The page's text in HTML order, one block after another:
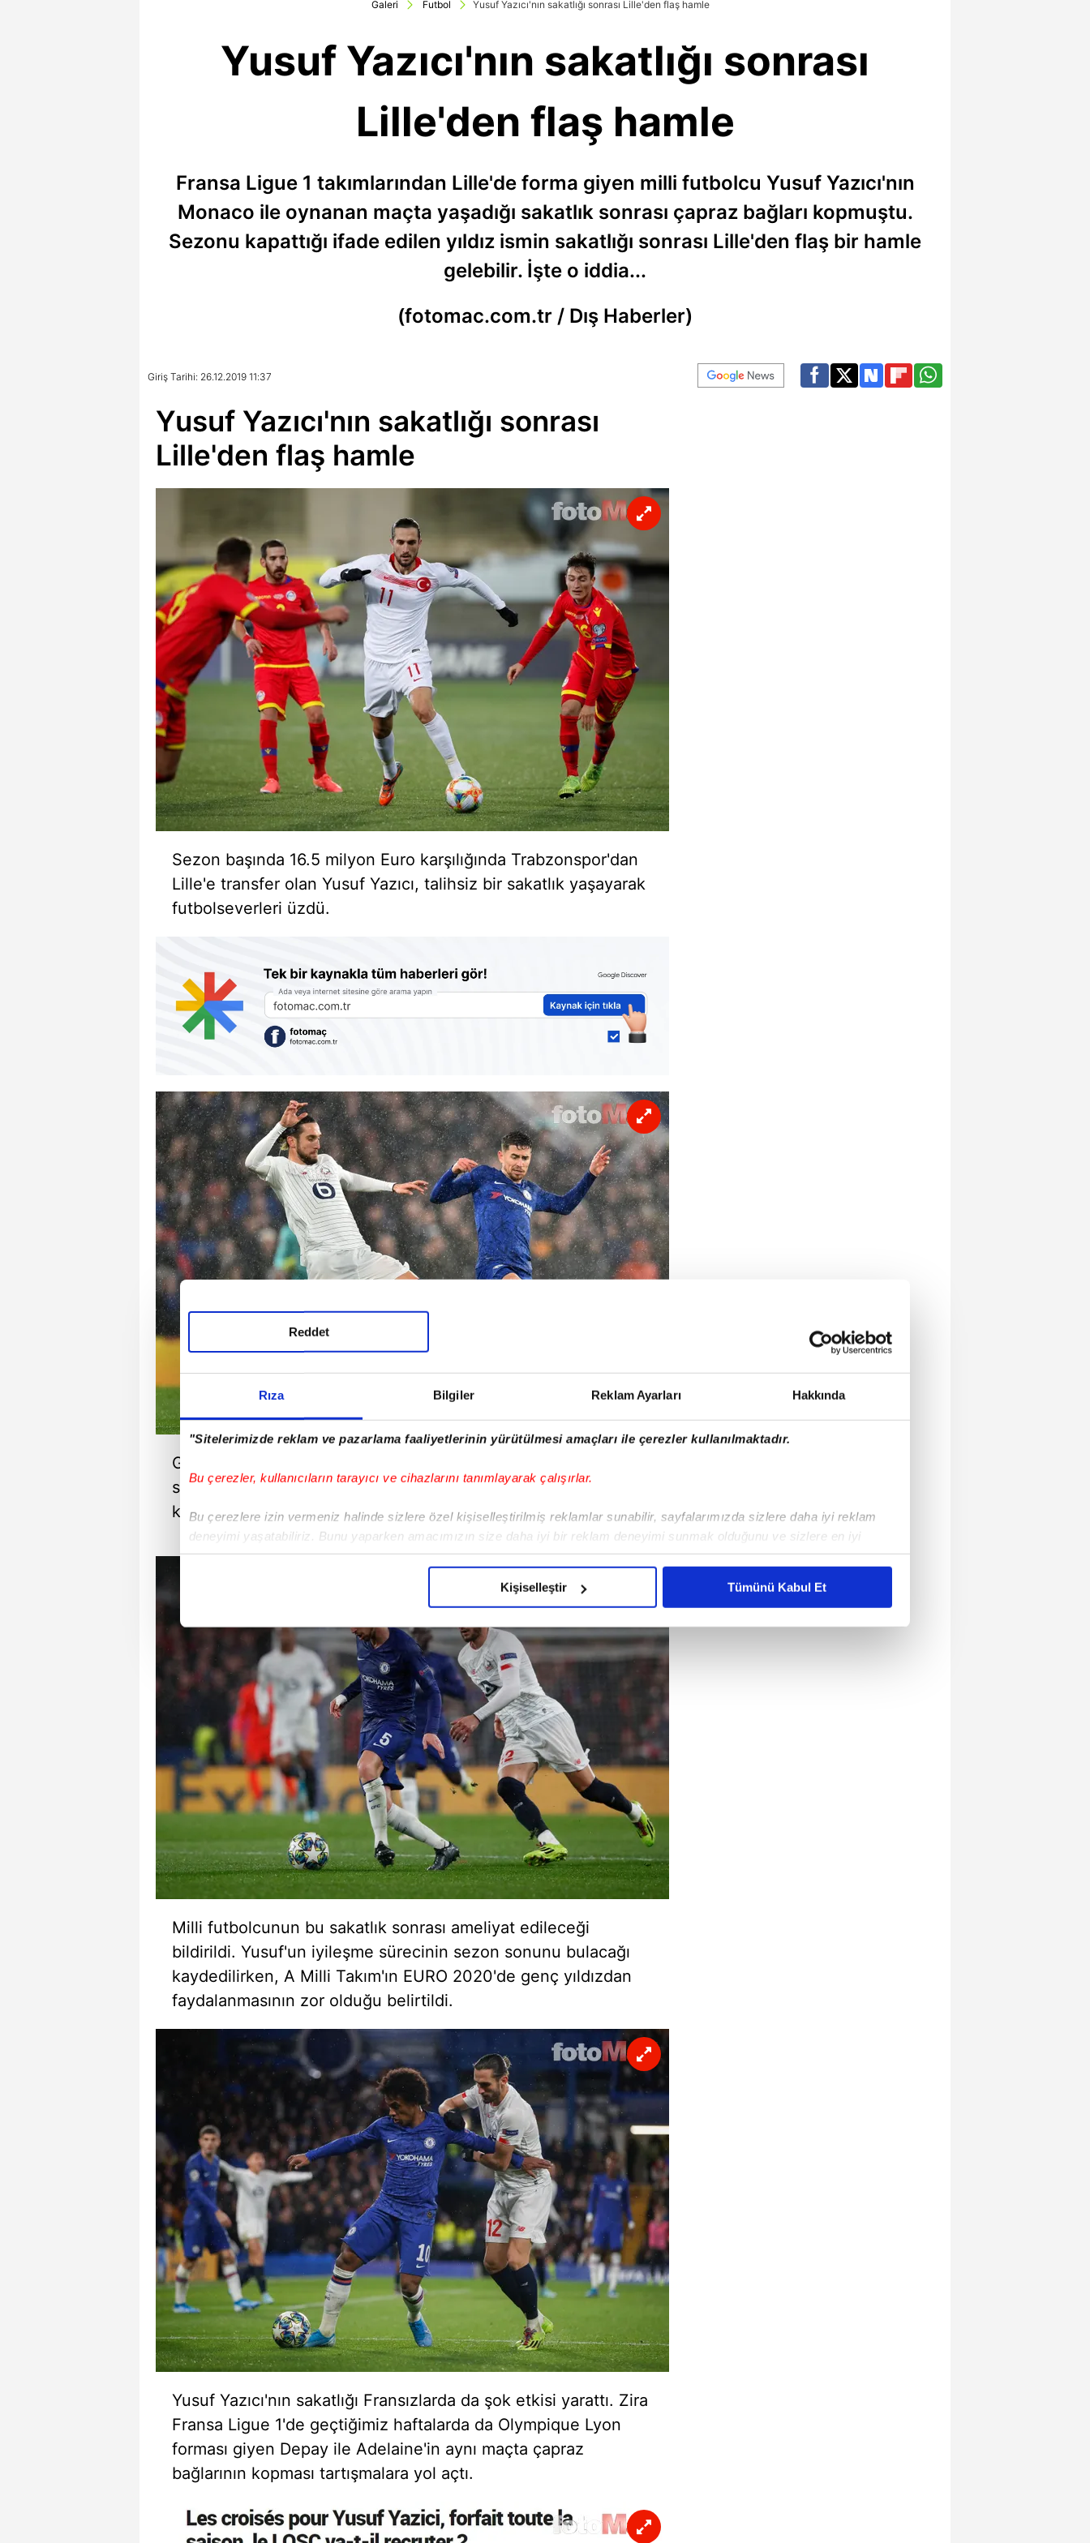
Rıza Bilgiler Reklam Ayarları Hakkında
"Sitelerimizde reklam ve pazarlama faaliyetlerinin yürütülmesi amaçları ile çerezler kullanılmaktadır.
Bu çerezler, kullanıcıların tarayıcı ve cihazlarını tanımlayarak çalışırlar.
Bu çerezlere izin vermeniz halinde sizlere özel kişiselleştirilmiş reklamlar sunabilir, sayfalarımızda sizlere daha iyi reklam
deneyimi yaşatabiliriz. Bunu yaparken amacımızın size daha iyi bir reklam deneyimi sunmak olduğunu ve sizlere en iyi
içerikleri sunabilmek adına elimizden gelen çabayı gösterdiğimizi ve bu noktada, reklamların maliyetlerimizi karşılamak
Sizlere daha iyi bir hizmet sunabilmek için İnternet Sitemizde kendimize ve üçüncü kişilere ait çerezler kullanılmaktadır. Bu
çerezler vasıtasıyla çeşitli kişisel verileriniz işlenmekte olup gerekli olan çerezler bilgi toplumu hizmetlerinin sunulması
amacıyla kullanılmaktadır. Diğer çerezler, sitemizin daha işlevsel kılınması ve kişiselleştirilmesi ve sizlere yönelik
reklam/pazarlama faaliyetlerinin yapılması, amaçlarıyla sınırlı olarak açık rızanız dahilinde kullanılacaktır.
Çerezlere ilişkin tercihlerinizi aşağıda yer alan panel vasıtasıyla belirleyebilirsiniz. Çerezlere ilişkin detaylı bilgi için Ayarlar
butonuna tıklayabilir,Çerez Bilgilendirme Metnimiziziyaret edebilirsiniz.
6698 sayılı Kişisel Verilerin Korunması Kanunu uyarınca hazırlanmış Aydınlatma Metnimizi okumak ve sitemizde ilgili
mevzuata uygun olarak kullanılan çerezlerle ilgili bilgi almak için lütfen
tıklayınız.
Reddet
Kişiselleştir Tümünü Kabul Et
Galeri Futbol Yusuf Yazıcı'nın sakatlığı sonrası Lille'den flaş hamle
Yusuf Yazıcı'nın sakatlığı sonrası
Lille'den flaş hamle
Fransa Ligue 1 takımlarından Lille'de forma giyen milli futbolcu Yusuf Yazıcı'nın
Monaco ile oynanan maçta yaşadığı sakatlık sonrası çapraz bağları kopmuştu.
Sezonu kapattığı ifade edilen yıldız ismin sakatlığı sonrası Lille'den flaş bir hamle
gelebilir. İşte o iddia...
(fotomac.com.tr / Dış Haberler)
Giriş Tarihi: 26.12.2019 11:37
Yusuf Yazıcı'nın sakatlığı sonrası
Lille'den flaş hamle
Sezon başında 16.5 milyon Euro karşılığında Trabzonspor'dan
Lille'e transfer olan Yusuf Yazıcı, talihsiz bir sakatlık yaşayarak
futbolseverleri üzdü.
Genç futbolcu
sakatlanmış, kulüpten yapılan açıklamada da çapraz bağlarının
koptuğu ifade edilmişti.
Milli futbolcunun bu sakatlık sonrası ameliyat edileceği
bildirildi. Yusuf'un iyileşme sürecinin sezon sonunu bulacağı
kaydedilirken, A Milli Takım'ın EURO 2020'de genç yıldızdan
faydalanmasının zor olduğu belirtildi.
Yusuf Yazıcı'nın sakatlığı Fransızlarda da şok etkisi yarattı. Zira
Fransa Ligue 1'de geçtiğimiz haftalarda da Olympique Lyon
forması giyen Depay ile Adelaine'in aynı maçta çapraz
bağlarının kopması tartışmalara yol açtı.